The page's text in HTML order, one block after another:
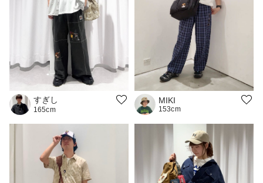
すぎし
165cm
MIKI
153cm